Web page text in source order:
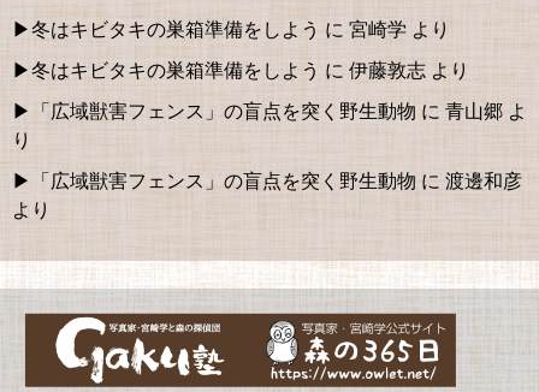
冬はキビタキの巣箱準備をしよう に 宮崎学 より
冬はキビタキの巣箱準備をしよう に 伊藤敦志 より
「広域獣害フェンス」の盲点を突く野生動物 に 青山郷 よ
り
「広域獣害フェンス」の盲点を突く野生動物 に 渡邊和彦
より